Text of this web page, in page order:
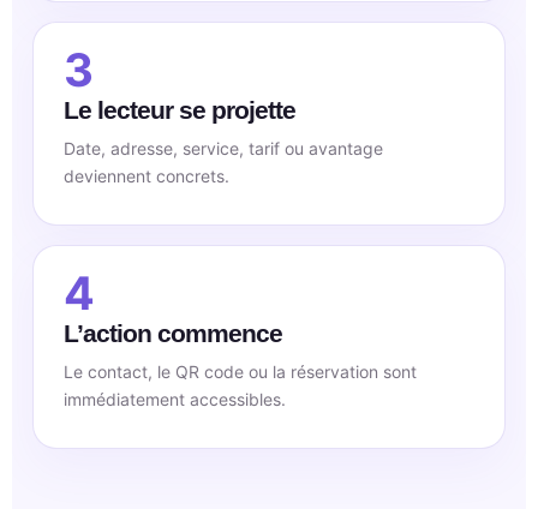
3
Le lecteur se projette
Date, adresse, service, tarif ou avantage
deviennent concrets.
4
L’action commence
Le contact, le QR code ou la réservation sont
immédiatement accessibles.